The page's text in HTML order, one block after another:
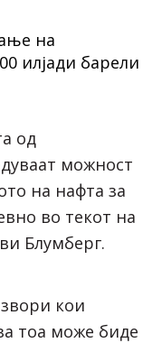
од
можност
на нафта за
во текот на
Блумберг.
кои
тоа може биде